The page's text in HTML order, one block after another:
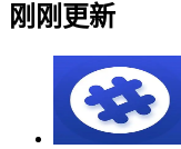
刚刚更新